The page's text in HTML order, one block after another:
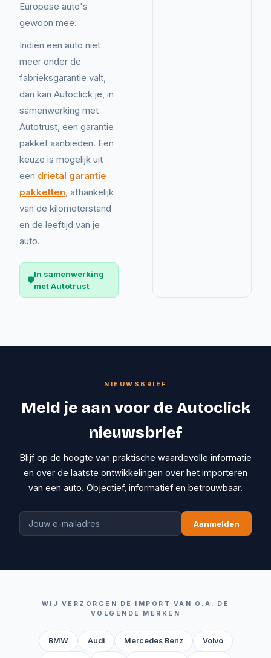
Europese auto's
gewoon mee.
Indien een auto niet
meer onder de
fabrieksgarantie valt,
dan kan Autoclick je, in
samenwerking met
Autotrust, een garantie
pakket aanbieden. Een
keuze is mogelijk uit
een drietal garantie
pakketten, afhankelijk
van de kilometerstand
en de leeftijd van je
auto.
🛡️
In samenwerking
met Autotrust
NIEUWSBRIEF
Meld je aan voor de Autoclick
nieuwsbrief
Blijf op de hoogte van praktische waardevolle informatie
en over de laatste ontwikkelingen over het importeren
van een auto. Objectief, informatief en betrouwbaar.
Aanmelden
WIJ VERZORGEN DE IMPORT VAN O.A. DE
VOLGENDE MERKEN
BMW Audi Mercedes Benz Volvo